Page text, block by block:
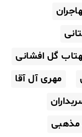
گل افشانی
مهری آل آقا
مذهبی